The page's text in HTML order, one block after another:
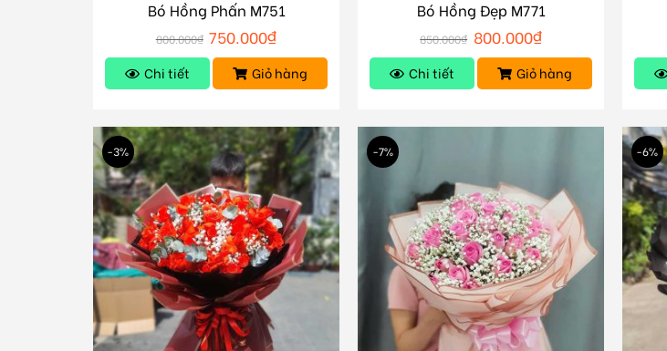
Bó Hồng Phấn M751
800.000₫ 750.000₫
Chi tiết Giỏ hàng
Bó Hồng Đẹp M771
850.000₫ 800.000₫
Chi tiết Giỏ hàng
-3% -7% -6%